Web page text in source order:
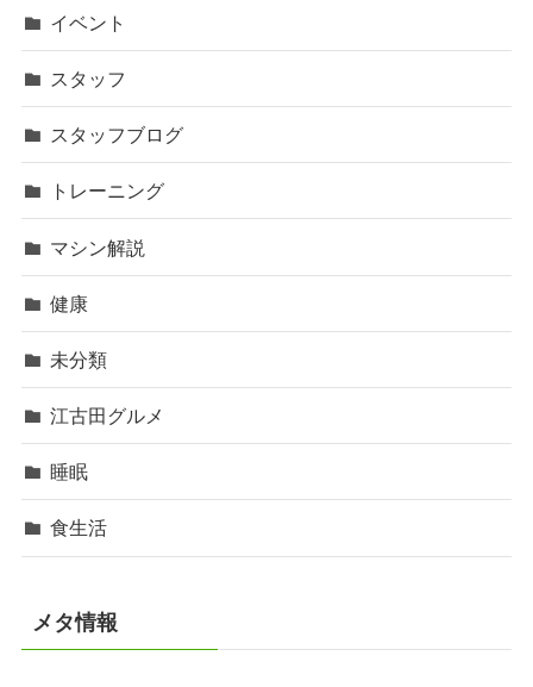
イベント
スタッフ
スタッフブログ
トレーニング
マシン解説
健康
未分類
江古田グルメ
睡眠
食生活
メタ情報